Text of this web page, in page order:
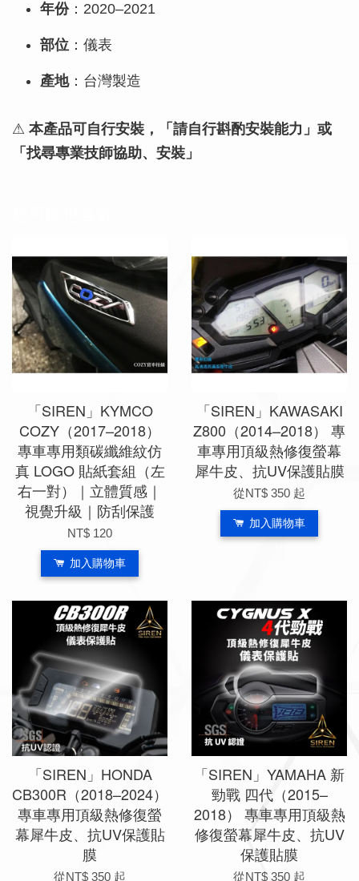
年份：2020–2021
部位 ：儀表
產地：台灣製造
⚠ 本產品可自行安裝，「請自行斟酌安裝能力」或
「找尋專業技師協助、安裝」
「SIREN」KYMCO
COZY（2017–2018）
專車專用類碳纖維紋仿
真 LOGO 貼紙套組（左
右一對）｜立體質感｜
視覺升級｜防刮保護
NT$ 120
加入購物車
「SIREN」KAWASAKI
Z800（2014–2018） 專
車專用頂級熱修復螢幕
犀牛皮、抗UV保護貼膜
從NT$ 350 起
加入購物車
「SIREN」HONDA
CB300R（2018–2024）
專車專用頂級熱修復螢
幕犀牛皮、抗UV保護貼
膜
從NT$ 350 起
「SIREN」YAMAHA 新
勁戰 四代（2015–
2018） 專車專用頂級熱
修復螢幕犀牛皮、抗UV
保護貼膜
從NT$ 350 起